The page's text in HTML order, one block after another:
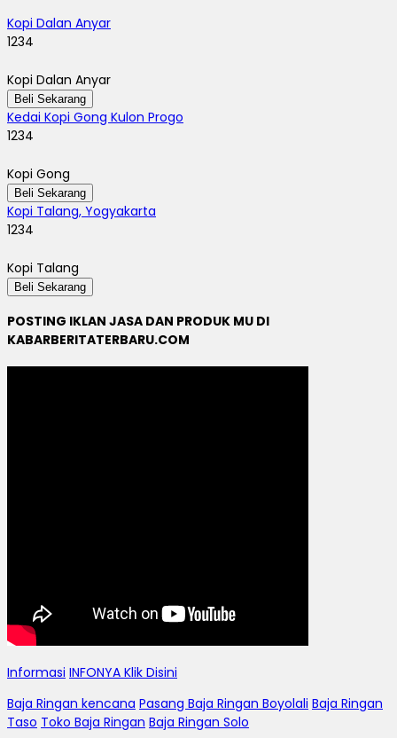
Kopi Dalan Anyar
1234
Kopi Dalan Anyar
Beli Sekarang
Kedai Kopi Gong Kulon Progo
1234
Kopi Gong
Beli Sekarang
Kopi Talang, Yogyakarta
1234
Kopi Talang
Beli Sekarang
POSTING IKLAN JASA DAN PRODUK MU DI
KABARBERITATERBARU.COM
Informasi INFONYA Klik Disini
Baja Ringan kencana Pasang Baja Ringan Boyolali Baja Ringan
Taso Toko Baja Ringan Baja Ringan Solo